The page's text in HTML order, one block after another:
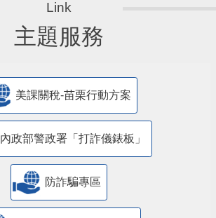
主題服務
美課關稅-苗栗行動方案
內政部警政署「打詐儀錶板」
防詐騙專區